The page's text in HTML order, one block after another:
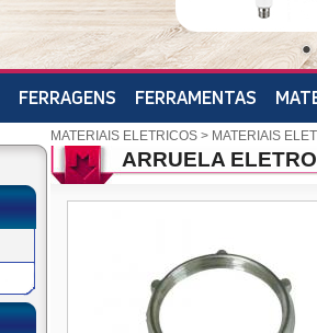
FERRAGENS FERRAMENTAS
MATERIAIS ELETRICOS > MATERIAIS
ARRUELA